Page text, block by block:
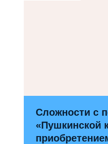
Сложности с
«Пушкинской